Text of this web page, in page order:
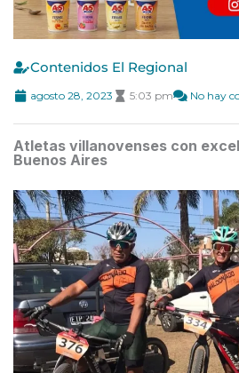
Contenidos El Regional
agosto 28, 2023 5:03 pm No hay
Atletas villanovenses con
Buenos Aires